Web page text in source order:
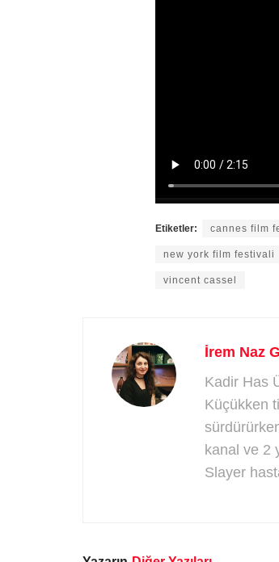
Etiketler: cannes film
new york film festivali
vincent cassel
İrem Naz
Kadir Has
Küçükken
kanal ve 2
Slayer